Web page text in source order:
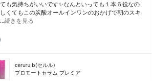
も気持ちがいいです✨なんといっても１本６役なの
くてもこの炭酸オールインワンのおかげで朝のスキ
続きを見る
ceruru.b(セルル)
プロモートセラム プレミア